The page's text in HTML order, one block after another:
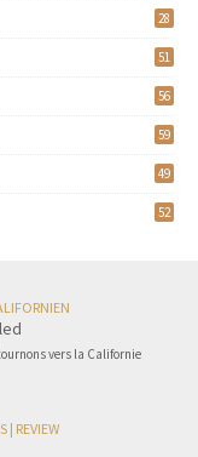
28
51
56
59
49
52
vers la Californie
| REVIEW